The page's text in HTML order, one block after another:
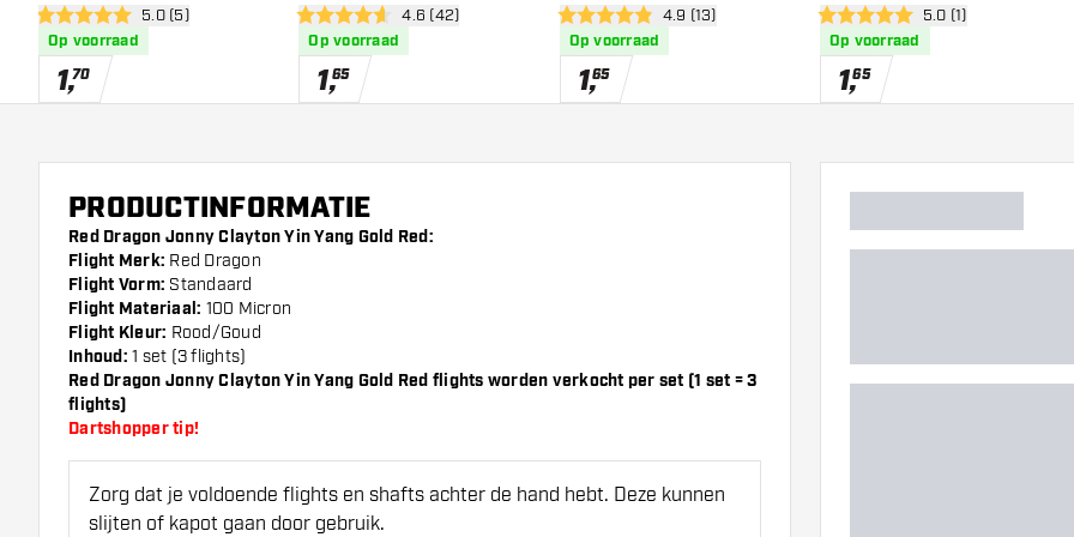
Flights
open reviews drawer
5 score sterren5.0 (5)
Op voorraad
1,70
Flights
open reviews drawer
4.6 score sterren4.6 (42)
Op voorraad
1,65
Dart Flightsopen reviews drawer
4.9 score sterren4.9 (13)
Op voorraad
1,65
Freestyle - Dart Flights
open reviews drawer
5 score sterren5.0 (1)
Op voorraad
1,65
PRODUCTINFORMATIE
Red Dragon Jonny Clayton Yin Yang Gold Red:
Flight Merk: Red Dragon
Flight Vorm: Standaard
Flight Materiaal: 100 Micron
Flight Kleur: Rood/Goud
Inhoud: 1 set (3 flights)
Red Dragon Jonny Clayton Yin Yang Gold Red flights worden verkocht per set (1 set = 3
flights)
Dartshopper tip!
Zorg dat je voldoende flights en shafts achter de hand hebt. Deze kunnen
slijten of kapot gaan door gebruik.